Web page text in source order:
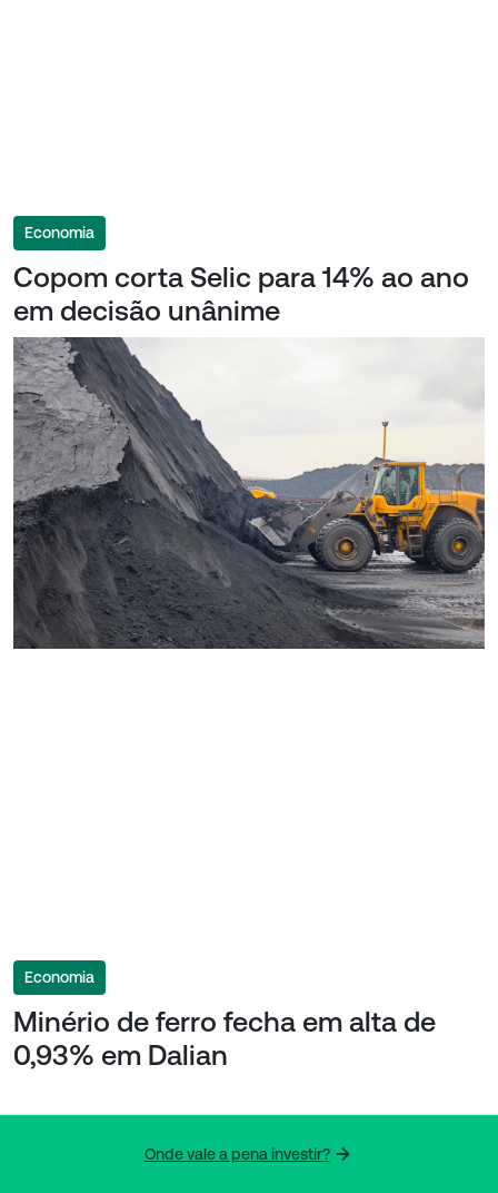
Onde vale a pena investir?
Economia
Copom corta Selic para 14% ao ano
em decisão unânime
Economia
Minério de ferro fecha em alta de
0,93% em Dalian